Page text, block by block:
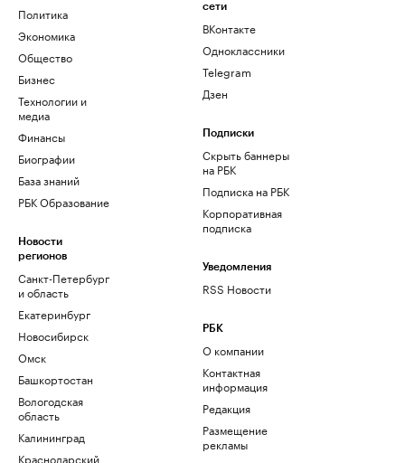
Политика
Экономика
Общество
Бизнес
Технологии и
медиа
Финансы
Биографии
База знаний
РБК Образование
Новости
регионов
Санкт-Петербург
и область
Екатеринбург
Новосибирск
Омск
Башкортостан
Вологодская
область
Калининград
Краснодарский
сети
ВКонтакте
Одноклассники
Telegram
Дзен
Подписки
Скрыть баннеры
на РБК
Подписка на РБК
Корпоративная
подписка
Уведомления
RSS Новости
РБК
О компании
Контактная
информация
Редакция
Размещение
рекламы